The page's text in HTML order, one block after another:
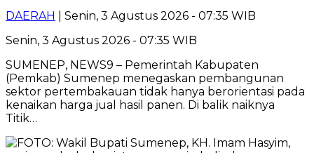
DAERAH
| Senin, 3 Agustus 2026 - 07:35 WIB
Senin, 3 Agustus 2026 - 07:35 WIB
SUMENEP, NEWS9 – Pemerintah Kabupaten
(Pemkab) Sumenep menegaskan pembangunan
sektor pertembakauan tidak hanya berorientasi pada
kenaikan harga jual hasil panen. Di balik naiknya
Titik…